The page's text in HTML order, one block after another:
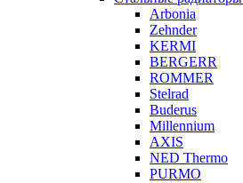
Arbonia
Zehnder
KERMI
BERGERR
ROMMER
Stelrad
Buderus
Millennium
AXIS
NED Thermo
PURMO